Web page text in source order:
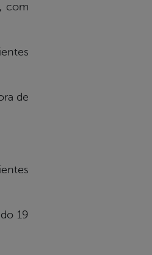
com
de
19